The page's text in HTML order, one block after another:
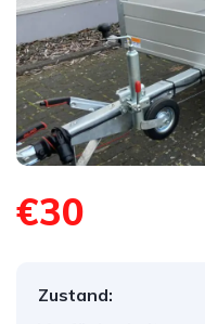
€30
Zustand: